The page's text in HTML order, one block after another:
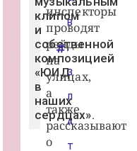
клипом
и
собственной
композицией
«ЮИД
в
наших
сердцах».
инспекторы
проводят
рейды
на
улицах,
а
также
рассказывают
о
В
,
З
Л
А
Т